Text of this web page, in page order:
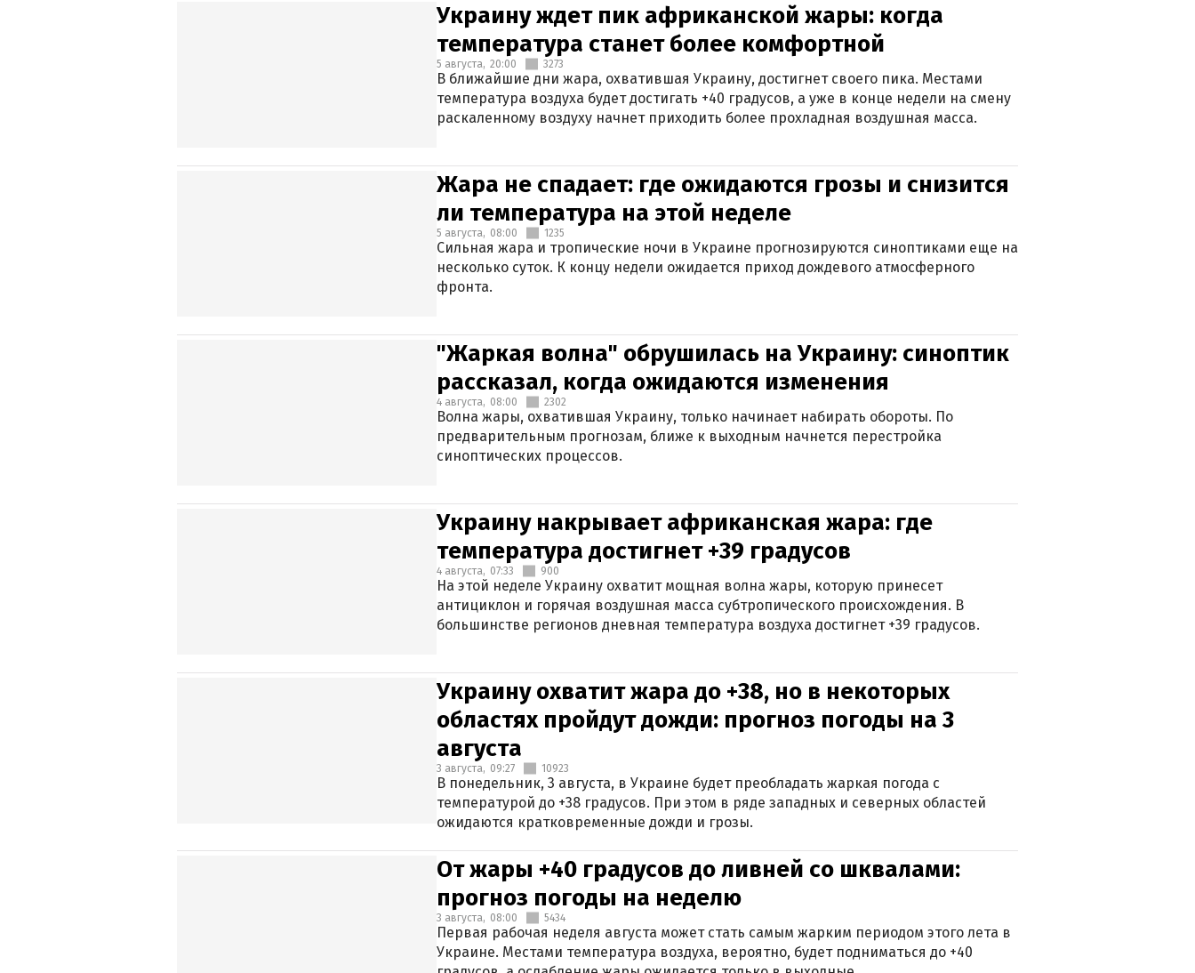
Украину ждет пик африканской жары: когда
температура станет более комфортной
5 августа, 20:00 3273
В ближайшие дни жара, охватившая Украину, достигнет своего пика. Местами
температура воздуха будет достигать +40 градусов, а уже в конце недели на смену
раскаленному воздуху начнет приходить более прохладная воздушная масса.
Жара не спадает: где ожидаются грозы и снизится
ли температура на этой неделе
5 августа, 08:00 1235
Сильная жара и тропические ночи в Украине прогнозируются синоптиками еще на
несколько суток. К концу недели ожидается приход дождевого атмосферного
фронта.
"Жаркая волна" обрушилась на Украину: синоптик
рассказал, когда ожидаются изменения
4 августа, 08:00 2302
Волна жары, охватившая Украину, только начинает набирать обороты. По
предварительным прогнозам, ближе к выходным начнется перестройка
синоптических процессов.
Украину накрывает африканская жара: где
температура достигнет +39 градусов
4 августа, 07:33 900
На этой неделе Украину охватит мощная волна жары, которую принесет
антициклон и горячая воздушная масса субтропического происхождения. В
большинстве регионов дневная температура воздуха достигнет +39 градусов.
Украину охватит жара до +38, но в некоторых
областях пройдут дожди: прогноз погоды на 3
августа
3 августа, 09:27 10923
В понедельник, 3 августа, в Украине будет преобладать жаркая погода с
температурой до +38 градусов. При этом в ряде западных и северных областей
ожидаются кратковременные дожди и грозы.
От жары +40 градусов до ливней со шквалами:
прогноз погоды на неделю
3 августа, 08:00 5434
Первая рабочая неделя августа может стать самым жарким периодом этого лета в
Украине. Местами температура воздуха, вероятно, будет подниматься до +40